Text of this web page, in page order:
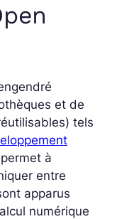
et de
tels
à
entre
apparus
numérique